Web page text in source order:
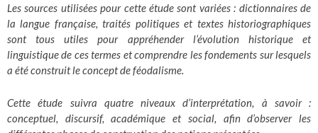
Les sources utilisées pour cette étude sont variées : dictionnaires de
la langue française, traités politiques et textes historiographiques
sont tous utiles pour appréhender l’évolution historique et
linguistique de ces termes et comprendre les fondements sur lesquels
a été construit le concept de féodalisme.
Cette étude suivra quatre niveaux d’interprétation, à savoir :
conceptuel, discursif, académique et social, afin d’observer les